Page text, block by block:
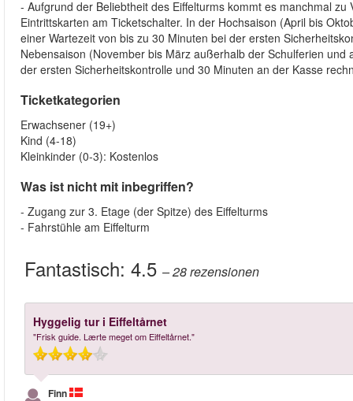
- Aufgrund der Beliebtheit des Eiffelturms kommt es manchmal
Eintrittskarten am Ticketschalter. In der Hochsaison (April bis
einer Wartezeit von bis zu 30 Minuten bei der ersten
Nebensaison (November bis März außerhalb der Schulferien
der ersten Sicherheitskontrolle und 30 Minuten an der Kasse
Ticketkategorien
Erwachsener (19+)
Kind (4-18)
Kleinkinder (0-3): Kostenlos
Was ist nicht mit inbegriffen?
- Zugang zur 3. Etage (der Spitze) des Eiffelturms
- Fahrstühle am Eiffelturm
Fantastisch: 4.5 – 28rezensionen
Hyggelig tur i Eiffeltårnet
"Frisk guide. Lærte meget om Eiffeltårnet."
Finn